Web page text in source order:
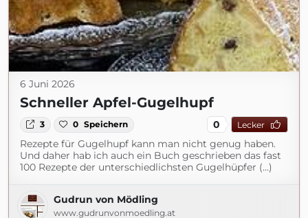
6 Juni 2026
Schneller Apfel-Gugelhupf
3 0 Speichern 0 Lecker
Rezepte für Gugelhupf kann man nicht genug haben.
Und daher hab ich auch ein Buch geschrieben das fast
100 Rezepte der unterschiedlichsten Gugelhüpfer (...)
Gudrun von Mödling
www.gudrunvonmoedling.at